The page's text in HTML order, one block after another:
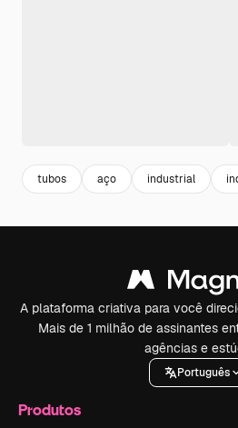
tubos aço industrial
A plataforma criativa para você
Mais de 1 milhão de assinantes
agências e
Português
Produtos